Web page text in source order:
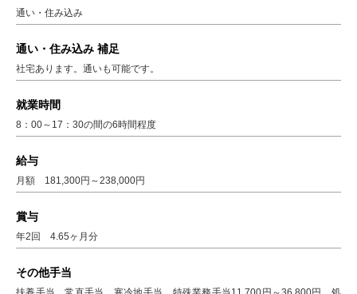
通い・住み込み
通い・住み込み 補足
社宅あります。通いも可能です。
就業時間
8：00～17：30の間の6時間程度
給与
月額 181,300円～238,000円
賞与
年2回 4.65ヶ月分
その他手当